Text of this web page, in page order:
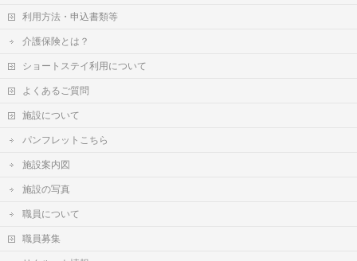
利用方法・申込書類等
介護保険とは？
ショートステイ利用について
よくあるご質問
施設について
パンフレットこちら
施設案内図
施設の写真
職員について
職員募集